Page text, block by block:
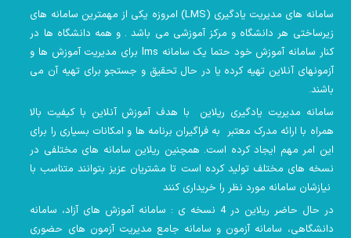
سامانه های مدیریت یادگیری (LMS) امروزه یکی از مهمترین سامانه های
زیرساختی هر دانشگاه و مرکز آموزشی می باشد . و همه دانشگاه ها در
کنار سامانه آموزش خود حتما یک سامانه lms
برای مدیریت آموزش ها و
آزمونهای آنلاین تهیه کرده یا در حال تحقیق و جستجو برای تهیه آن می
باشند.
سامانه مدیریت یادگیری ریلاین با هدف آموزش آنلاین با کیفیت بالا
همراه با ارائه مدرک معتبر به فراگیران برنامه ها و امکانات بسیاری را برای
این امر مهم ایجاد کرده است. همچنین ریلاین سامانه های مختلفی در
نسخه های مختلف تولید کرده است تا مشتریان عزیز بتوانند متناسب با
در حال حاضر ریلاین در 4 نسخه ی : سامانه آموزش های آزاد، سامانه
دانشگاهی، سامانه آزمون و سامانه جامع مدیریت آزمون های حضوری